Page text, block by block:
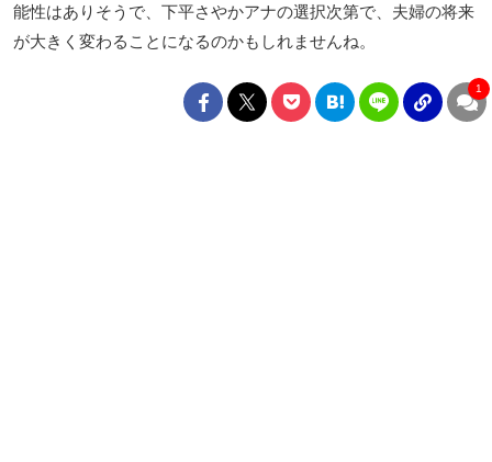
能性はありそうで、下平さやかアナの選択次第で、夫婦の将来
が大きく変わることになるのかもしれませんね。
1